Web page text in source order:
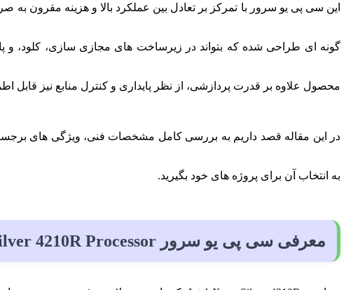
این سی پی یو سرور با تمرکز بر تعادل بین عملکرد بالا و هزینه
گونه‌ ای طراحی شده که بتواند در زیرساخت‌ های مجازی‌ سازی، کلود، و
محصول علاوه بر قدرت پردازشی، از نظر پایداری و کنترل منابع نیز قابل
در این مقاله قصد داریم به بررسی کامل مشخصات فنی، ویژگی‌ های برجسته،
به انتخاب آن برای پروژه‌ های خود بگیرید.
معرفی سی پی یو سرور Intel Xeon Silver 4210R Processor